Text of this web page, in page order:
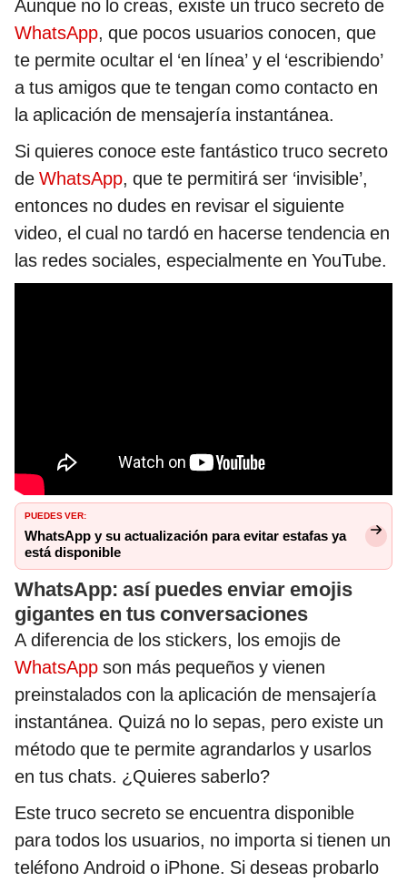
Aunque no lo creas, existe un truco secreto de
WhatsApp, que pocos usuarios conocen, que
te permite ocultar el ‘en línea’ y el ‘escribiendo’
a tus amigos que te tengan como contacto en
la aplicación de mensajería instantánea.
Si quieres conoce este fantástico truco secreto
de WhatsApp, que te permitirá ser ‘invisible’,
entonces no dudes en revisar el siguiente
video, el cual no tardó en hacerse tendencia en
las redes sociales, especialmente en YouTube.
PUEDES VER:
WhatsApp y su actualización para evitar estafas ya
está disponible
WhatsApp: así puedes enviar emojis
gigantes en tus conversaciones
A diferencia de los stickers, los emojis de
WhatsApp son más pequeños y vienen
preinstalados con la aplicación de mensajería
instantánea. Quizá no lo sepas, pero existe un
método que te permite agrandarlos y usarlos
en tus chats. ¿Quieres saberlo?
Este truco secreto se encuentra disponible
para todos los usuarios, no importa si tienen un
teléfono Android o iPhone. Si deseas probarlo